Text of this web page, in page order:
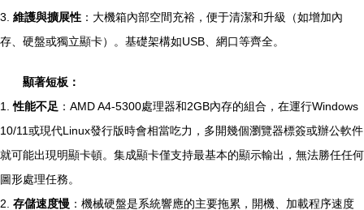
3. 維護與擴展性 ：大機箱內部空間充裕，便于清潔和升級（如增加內
存、硬盤或獨立顯卡）。基礎架構如USB、網口等齊全。
顯著短板：
1.性能不足 ：AMD A4-5300處理器和2GB內存的組合，在運行Windows
10/11或現代Linux發行版時會相當吃力，多開幾個瀏覽器標簽或辦公軟件
就可能出現明顯卡頓。集成顯卡僅支持最基本的顯示輸出，無法勝任任何
圖形處理任務。
2. 存儲速度慢 ：機械硬盤是系統響應的主要拖累，開機、加載程序速度